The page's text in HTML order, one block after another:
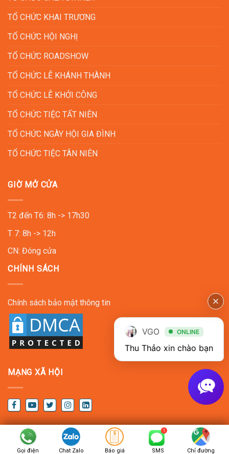
TỔ CHỨC KHAI TRƯƠNG
TỔ CHỨC HỘI NGHỊ
TỔ CHỨC ROADSHOW
TỔ CHỨC LỄ KHÁNH THÀNH
TỔ CHỨC LỄ KHỞI CÔNG
TỔ CHỨC TIỆC TẤT NIÊN
TỔ CHỨC NGÀY HỘI GIA ĐÌNH
TỔ CHỨC TIỆC TÂN NIÊN
GIỜ MỞ CỬA
T2 đến T6: 8h -> 17h30
T 7: 8h -> 12h
CN: Đóng cửa
CHÍNH SÁCH
Chính sách bảo mật thông tin
MẠNG XÃ HỘI
Copyright © 2022 VGO EVENT . All Rights Reserved
Gọi điện Chat Zalo Báo giá SMS Chỉ đường
VGO ONLINE
Thu Thảo xin chào bạn